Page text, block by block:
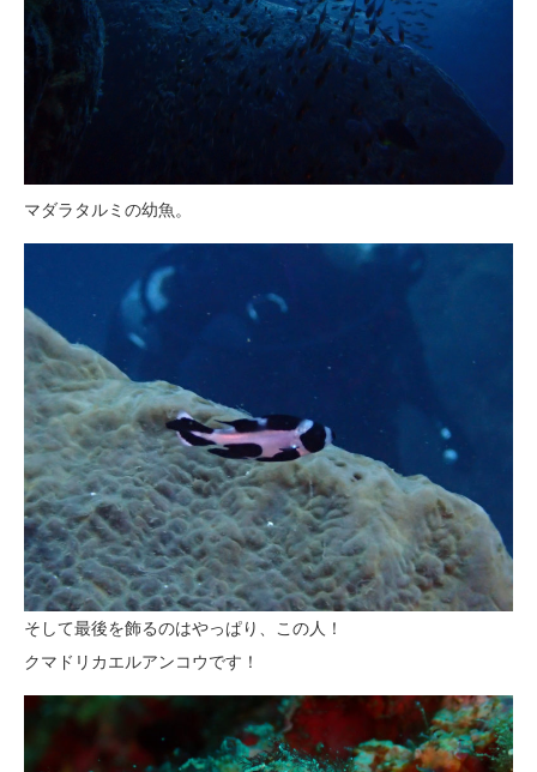
マダラタルミの幼魚。
そして最後を飾るのはやっぱり、この人！
クマドリカエルアンコウです！